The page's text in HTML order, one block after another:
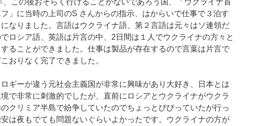
」に当時の上司のS さんからの指示、はからいで仕事で３泊す
になりました。言語はウクライナ語、第２言語は元々はソ連領だ
ロシア語、英語は片言の中、2日間は１人でウクライナの方々と
ることができました。仕事は製品が存在するので言葉は片言で
おりなく完了できました。
ギーが違う元社会主義国が非常に興味があり大好き、日本とは
で非常に刺激的でしたが、直前にロシアとウクライナがウクラ
クリミア半島で紛争していたのでちょっとびびっていたが行っ
は夜もでても問題ないぐらいよかったです。ウクライナの方が